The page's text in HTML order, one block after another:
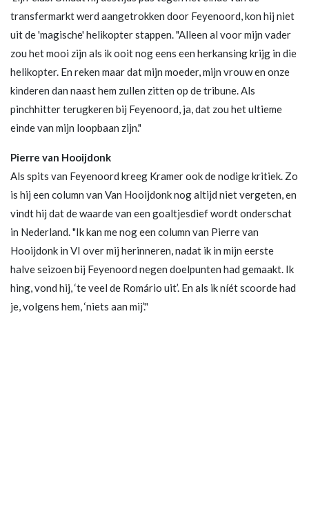
transfermarkt werd aangetrokken door Feyenoord, kon hij niet
uit de 'magische' helikopter stappen. "Alleen al voor mijn vader
zou het mooi zijn als ik ooit nog eens een herkansing krijg in die
helikopter. En reken maar dat mijn moeder, mijn vrouw en onze
kinderen dan naast hem zullen zitten op de tribune. Als
pinchhitter terugkeren bij Feyenoord, ja, dat zou het ultieme
einde van mijn loopbaan zijn."
Pierre van Hooijdonk
Als spits van Feyenoord kreeg Kramer ook de nodige kritiek. Zo
is hij een column van Van Hooijdonk nog altijd niet vergeten, en
vindt hij dat de waarde van een goaltjesdief wordt onderschat
in Nederland. "Ik kan me nog een column van Pierre van
Hooijdonk in VI over mij herinneren, nadat ik in mijn eerste
halve seizoen bij Feyenoord negen doelpunten had gemaakt. Ik
hing, vond hij, ‘te veel de Romário uit’. En als ik níét scoorde had
je, volgens hem, ‘niets aan mij’.''